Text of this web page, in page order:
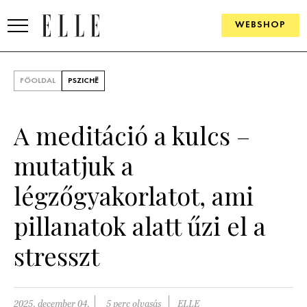
WEBSHOP
GOURMET AWARDS
SZÉPSÉG
KULTÚRA
PSZICHÉ
ÉLETMÓD
PÁRKAPCSOLAT
FŐOLDAL PSZICHÉ
A meditáció a kulcs –
mutatjuk a
légzőgyakorlatot, ami
pillanatok alatt űzi el a
stresszt
2025. december 04. 5 perc olvasás ELLE